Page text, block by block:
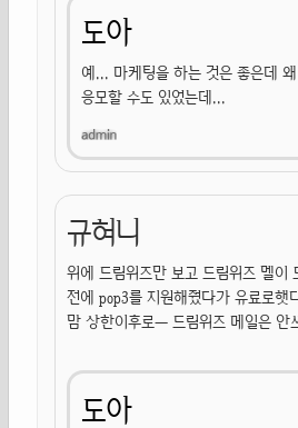
도아
예... 마케팅을 하는 것은 좋은데
응모할 수도 있었는데...
규혀니
위에 드림위즈만 보고 드림위즈 멜
전에 pop3를 지원해줬다가 유료로
맘 상한이후로ㅡ 드림위즈 메일은 안
도아